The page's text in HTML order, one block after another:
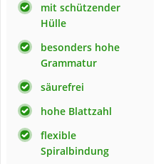
mit schützender
Hülle
besonders hohe
Grammatur
säurefrei
hohe Blattzahl
flexible
Spiralbindung